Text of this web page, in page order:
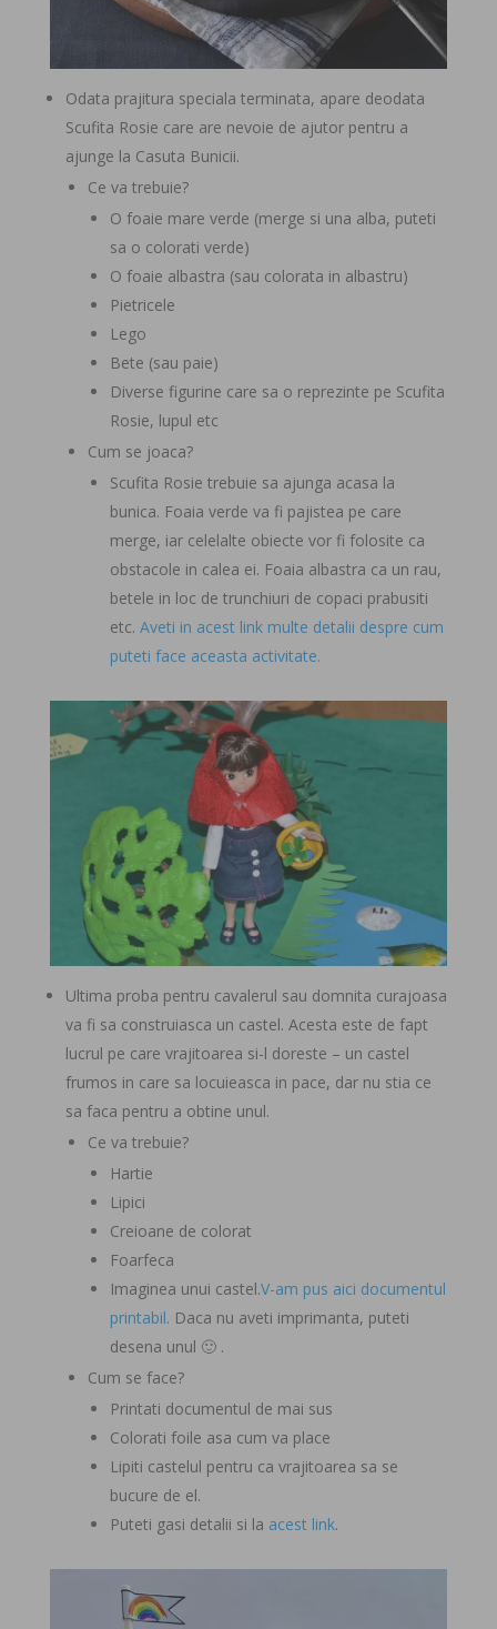
Odata prajitura speciala terminata, apare deodata
Scufita Rosie care are nevoie de ajutor pentru a
ajunge la Casuta Bunicii.
Ce va trebuie?
O foaie mare verde (merge si una alba, puteti
sa o colorati verde)
O foaie albastra (sau colorata in albastru)
Pietricele
Lego
Bete (sau paie)
Diverse figurine care sa o reprezinte pe Scufita
Rosie, lupul etc
Cum se joaca?
Scufita Rosie trebuie sa ajunga acasa la
bunica. Foaia verde va fi pajistea pe care
merge, iar celelalte obiecte vor fi folosite ca
obstacole in calea ei. Foaia albastra ca un rau,
betele in loc de trunchiuri de copaci prabusiti
etc. Aveti in acest link multe detalii despre cum
puteti face aceasta activitate.
Ultima proba pentru cavalerul sau domnita curajoasa
va fi sa construiasca un castel. Acesta este de fapt
lucrul pe care vrajitoarea si-l doreste – un castel
frumos in care sa locuieasca in pace, dar nu stia ce
sa faca pentru a obtine unul.
Ce va trebuie?
Hartie
Lipici
Creioane de colorat
Foarfeca
Imaginea unui castel.V-am pus aici documentul
printabil. Daca nu aveti imprimanta, puteti
desena unul 🙂 .
Cum se face?
Printati documentul de mai sus
Colorati foile asa cum va place
Lipiti castelul pentru ca vrajitoarea sa se
bucure de el.
Puteti gasi detalii si la acest link.